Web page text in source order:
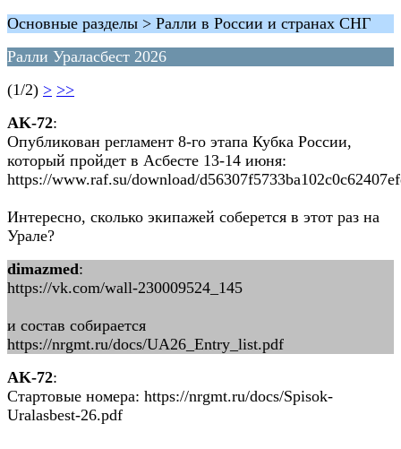
Основные разделы > Ралли в России и странах СНГ
Ралли Ураласбест 2026
(1/2) > >>
AK-72:
Опубликован регламент 8-го этапа Кубка России,
который пройдет в Асбесте 13-14 июня:
https://www.raf.su/download/
Интересно, сколько экипажей соберется в этот раз на
Урале?
dimazmed:
https://vk.com/wall-230009524_145
и состав собирается
https://nrgmt.ru/docs/UA26_Entry_list.pdf
AK-72:
Стартовые номера: https://nrgmt.ru/docs/Spisok-
Uralasbest-26.pdf